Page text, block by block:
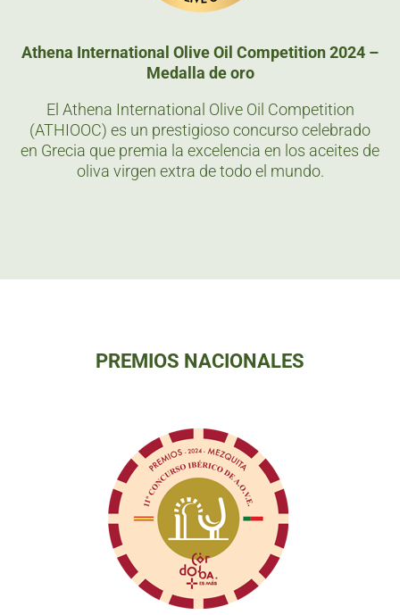
Athena International Olive Oil Competition 2024 –
Medalla de oro
El Athena International Olive Oil Competition
(ATHIOOC) es un prestigioso concurso celebrado
en Grecia que premia la excelencia en los aceites de
oliva virgen extra de todo el mundo.
PREMIOS NACIONALES